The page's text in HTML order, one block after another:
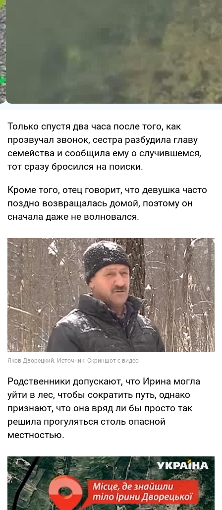
Только спустя два часа после того, как
прозвучал звонок, сестра разбудила главу
семейства и сообщила ему о случившемся,
тот сразу бросился на поиски.
Кроме того, отец говорит, что девушка часто
поздно возвращалась домой, поэтому он
сначала даже не волновался.
Родственники допускают, что Ирина могла
уйти в лес, чтобы сократить путь, однако
признают, что она вряд ли бы просто так
решила прогуляться столь опасной
местностью.